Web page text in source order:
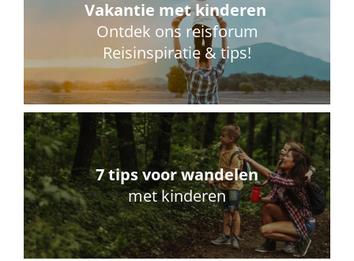
Vakantie met kinderen
Ontdek ons reisforum
Reisinspiratie & tips!
7 tips voor wandelen
met kinderen